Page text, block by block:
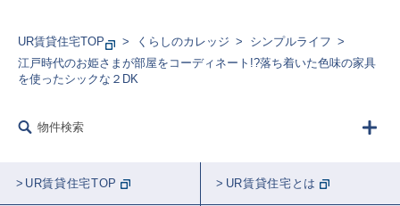
UR賃貸住宅TOP くらしのカレッジ
シンプルライフ
江戸時代のお姫さまが部屋をコーディネート!?落ち着いた色味の家具
を使ったシックな２DK
物件検索
UR賃貸住宅TOP UR賃貸住宅とは